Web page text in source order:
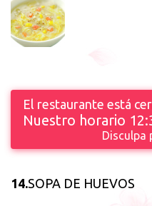
El restaurante está
Nuestro horario
Disculpa
14.SOPA DE HUEVOS